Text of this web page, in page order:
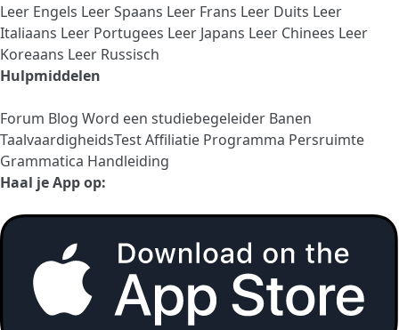
Leer Engels Leer Spaans Leer Frans Leer Duits Leer
Italiaans Leer Portugees Leer Japans Leer Chinees Leer
Koreaans Leer Russisch
Hulpmiddelen
Forum Blog Word een studiebegeleider Banen
TaalvaardigheidsTestAffiliatie Programma Persruimte
Grammatica Handleiding
Haal je App op: